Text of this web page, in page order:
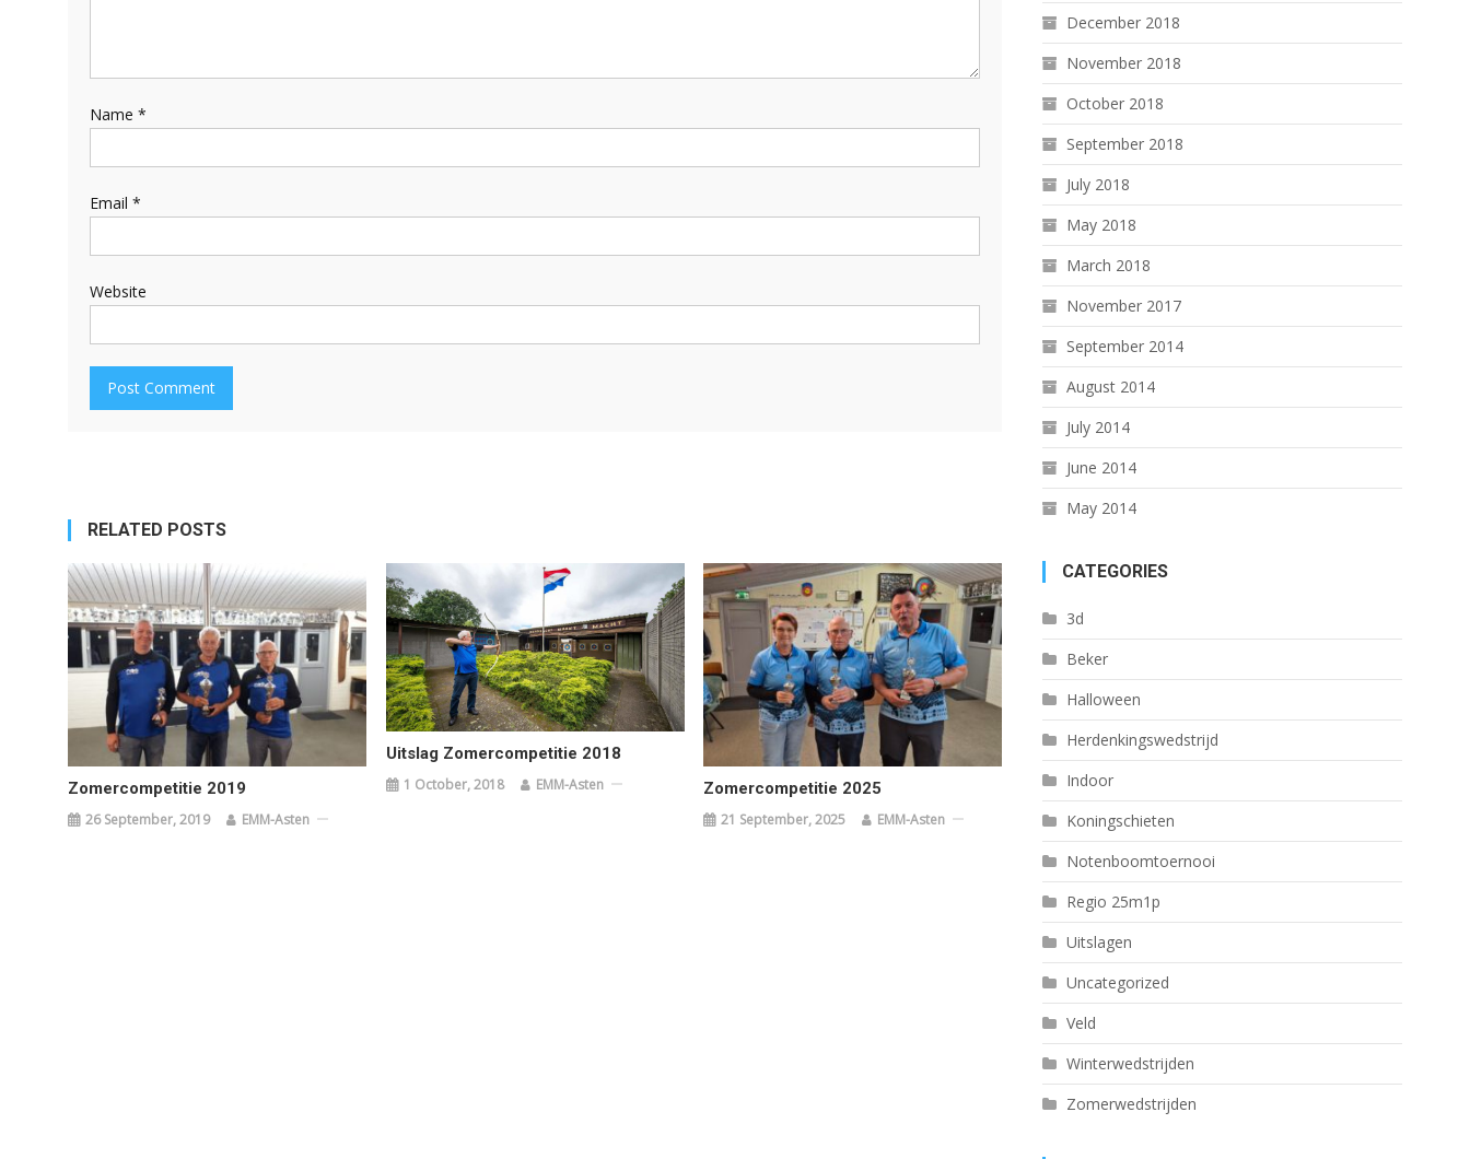
Name *
Email *
Website
RELATED POSTS
Zomercompetitie 2019
26 September, 2019 EMM-Asten
Uitslag Zomercompetitie 2018
1 October, 2018 EMM-Asten Zomercompetitie 2025
21 September, 2025 EMM-Asten
December 2018
November 2018
October 2018
September 2018
July 2018
May 2018
March 2018
November 2017
September 2014
August 2014
July 2014
June 2014
May 2014
CATEGORIES
3d
Beker
Halloween
Herdenkingswedstrijd
Indoor
Koningschieten
Notenboomtoernooi
Regio 25m1p
Uitslagen
Uncategorized
Veld
Winterwedstrijden
Zomerwedstrijden